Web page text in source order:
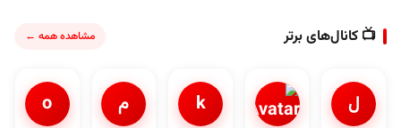
📺 کانال‌های برتر مشاهده همه ←
ل k م o